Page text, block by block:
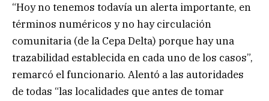
“Hoy no tenemos todavía un alerta importante, en
términos numéricos y no hay circulación
comunitaria (de la Cepa Delta) porque hay una
trazabilidad establecida en cada uno de los casos”,
remarcó el funcionario. Alentó a las autoridades
de todas “las localidades que antes de tomar